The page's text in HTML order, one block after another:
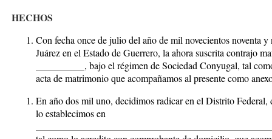
HECHOS
Con fecha once de julio del año de mil novecientos noventa
Juárez en el Estado de Guerrero, la ahora suscrita contrajo
__________, bajo el régimen deSociedad Conyugal, tal
acta de matrimonio que acompañamos al presente como
En año dos mil uno, decidimos radicar en el Distrito
lo establecimos en